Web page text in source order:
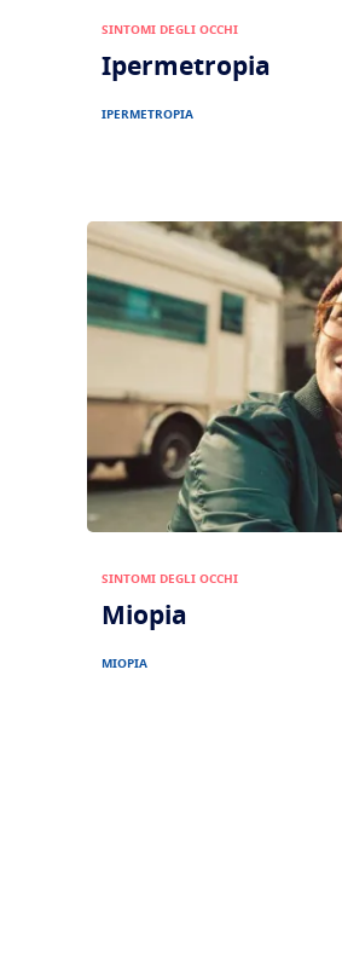
SINTOMI DEGLI OCCHI
Ipermetropia
IPERMETROPIA
SINTOMI DEGLI OCCHI
Miopia
MIOPIA